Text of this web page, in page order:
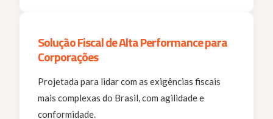
Solução Fiscal de Alta Performance para
Corporações
Projetada para lidar com as exigências fiscais
mais complexas do Brasil, com agilidade e
conformidade.